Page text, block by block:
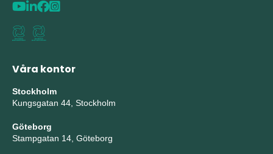
Våra kontor
Stockholm
Kungsgatan 44, Stockholm
Göteborg
Stampgatan 14, Göteborg